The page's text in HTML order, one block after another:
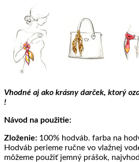
Vhodné aj ako krásny darček, ktorý
!
Návod na použitie:
Zloženie: 100% hodváb. farba na
Hodváb perieme ručne vo vlažnej
môžeme použiť jemný prášok,